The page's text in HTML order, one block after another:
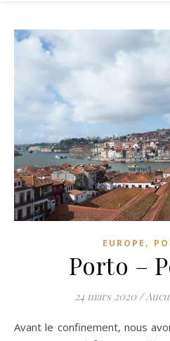
EUROPE ,
Porto –
24 mars 2020 /
Avant le confinement, nous avons eu la chance de pouvoir